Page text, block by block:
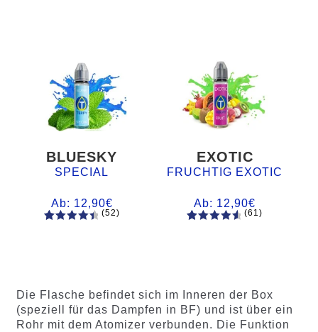
BLUESKY
SPECIAL
Ab: 12,90€
d auf
Kundenb
ewertung
(52)
EXOTIC
FRUCHTIG EXOTIC
Ab: 12,90€
auf
Kundenb
ewertung
(61)
Die Flasche befindet sich im Inneren der Box
(speziell für das Dampfen in BF) und ist über ein
Rohr mit dem Atomizer verbunden. Die Funktion